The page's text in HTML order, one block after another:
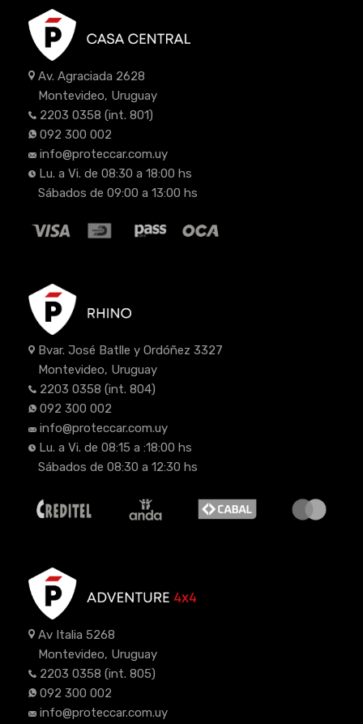
Av. Agraciada 2628
Montevideo, Uruguay
2203 0358 (int. 801)
092 300 002
info@proteccar.com.uy
Lu. a Vi. de 08:30 a 18:00 hs
Sábados de 09:00 a 13:00 hs
Bvar. José Batlle y Ordóñez 3327
Montevideo, Uruguay
2203 0358 (int. 804)
092 300 002
info@proteccar.com.uy
Lu. a Vi. de 08:15 a :18:00 hs
Sábados de 08:30 a 12:30 hs
Av Italia 5268
Montevideo, Uruguay
2203 0358 (int. 805)
092 300 002
info@proteccar.com.uy